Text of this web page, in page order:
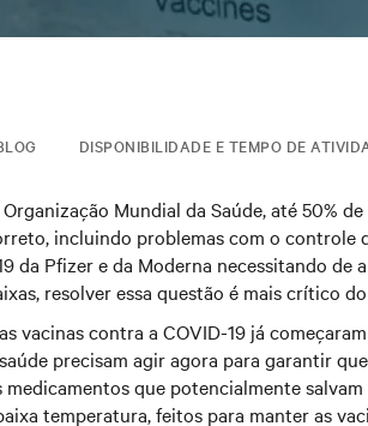
DISPONIBILIDADE E TEMPO DE
Mundial da Saúde, até 50%
incluindo problemas com o controle
da Pfizer e da Moderna necessitando de
resolver essa questão é mais crítico
vacinas contra a COVID-19 já
precisam agir agora para garantir
medicamentos que potencialmente
temperatura, feitos para manter as